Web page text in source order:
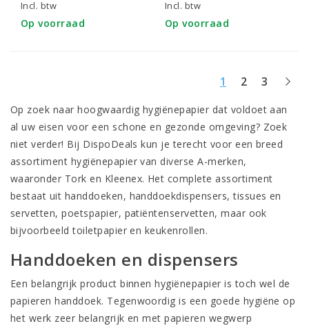
Incl. btw
Op voorraad
Incl. btw
Op voorraad
1 2 3
Op zoek naar hoogwaardig hygiënepapier dat voldoet aan
al uw eisen voor een schone en gezonde omgeving? Zoek
niet verder! Bij DispoDeals kun je terecht voor een breed
assortiment hygiënepapier van diverse A-merken,
waaronder Tork en Kleenex. Het complete assortiment
bestaat uit handdoeken, handdoekdispensers, tissues en
servetten, poetspapier, patiëntenservetten, maar ook
bijvoorbeeld toiletpapier en keukenrollen.
Handdoeken en dispensers
Een belangrijk product binnen hygiënepapier is toch wel de
papieren handdoek. Tegenwoordig is een goede hygiëne op
het werk zeer belangrijk en met papieren wegwerp